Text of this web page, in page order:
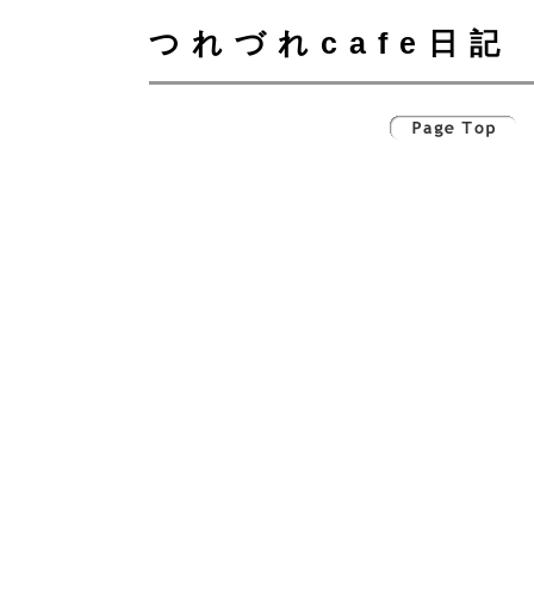
つれづれcafe日記